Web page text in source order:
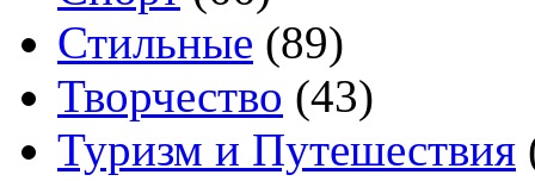
Стильные (89)
Творчество (43)
Туризм и Путешествия